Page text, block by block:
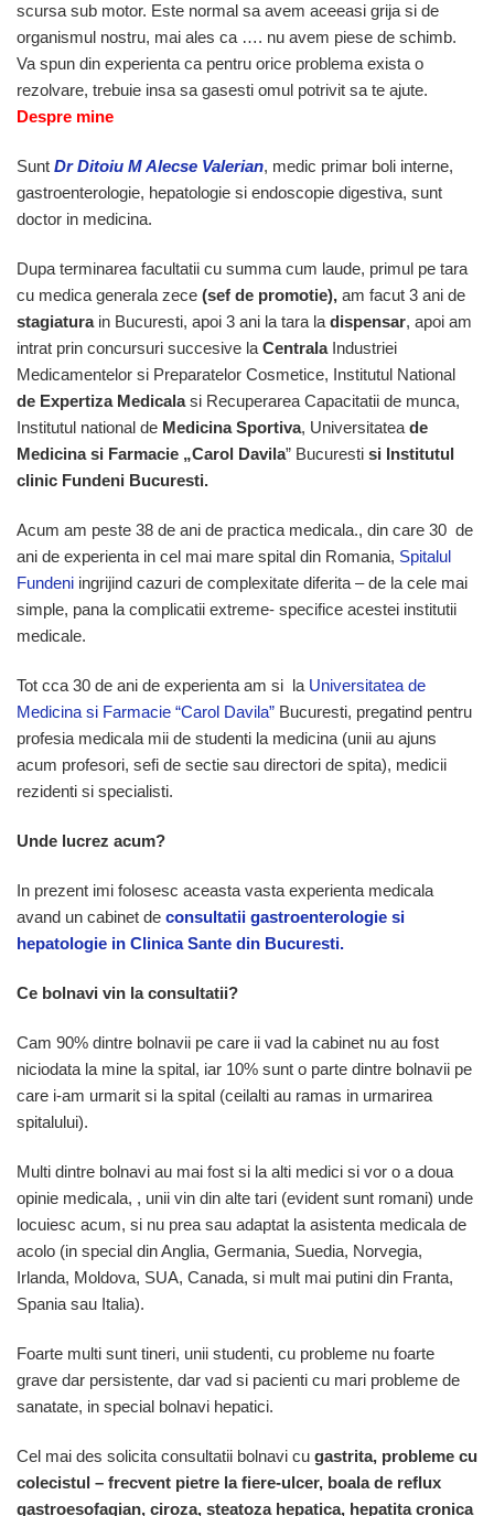
scursa sub motor. Este normal sa avem aceeasi grija si de
organismul nostru, mai ales ca …. nu avem piese de schimb.
Va spun din experienta ca pentru orice problema exista o
rezolvare, trebuie insa sa gasesti omul potrivit sa te ajute.
Despre mine
Sunt Dr Ditoiu M Alecse Valerian, medic primar boli interne,
gastroenterologie, hepatologie si endoscopie digestiva, sunt
doctor in medicina.
Dupa terminarea facultatii cu summa cum laude, primul pe tara
cu medica generala zece (sef de promotie), am facut 3 ani de
stagiaturain Bucuresti, apoi 3 ani la tara la dispensar, apoi am
intrat prin concursuri succesive la CentralaIndustriei
Medicamentelor si Preparatelor Cosmetice, Institutul National
de Expertiza Medicalasi Recuperarea Capacitatii de munca,
Institutul national de Medicina Sportiva, Universitatea de
Medicina si Farmacie „Carol Davila” Bucuresti si Institutul
clinic Fundeni Bucuresti.
Acum am peste 38 de ani de practica medicala., din care 30 de
ani de experienta in cel mai mare spital din Romania, Spitalul
Fundeni ingrijind cazuri de complexitate diferita – de la cele mai
simple, pana la complicatii extreme- specifice acestei institutii
medicale.
Tot cca 30 de ani de experienta am si la Universitatea de
Medicina si Farmacie “Carol Davila” Bucuresti, pregatind pentru
profesia medicala mii de studenti la medicina (unii au ajuns
acum profesori, sefi de sectie sau directori de spita), medicii
rezidenti si specialisti.
Unde lucrez acum?
In prezent imi folosesc aceasta vasta experienta medicala
avand un cabinet de consultatii gastroenterologie si
hepatologie in Clinica Sante din Bucuresti.
Ce bolnavi vin la consultatii?
Cam 90% dintre bolnavii pe care ii vad la cabinet nu au fost
niciodata la mine la spital, iar 10% sunt o parte dintre bolnavii pe
care i-am urmarit si la spital (ceilalti au ramas in urmarirea
spitalului).
Multi dintre bolnavi au mai fost si la alti medici si vor o a doua
opinie medicala, , unii vin din alte tari (evident sunt romani) unde
locuiesc acum, si nu prea sau adaptat la asistenta medicala de
acolo (in special din Anglia, Germania, Suedia, Norvegia,
Irlanda, Moldova, SUA, Canada, si mult mai putini din Franta,
Spania sau Italia).
Foarte multi sunt tineri, unii studenti, cu probleme nu foarte
grave dar persistente, dar vad si pacienti cu mari probleme de
sanatate, in special bolnavi hepatici.
Cel mai des solicita consultatii bolnavi cu gastrita, probleme cu
colecistul – frecvent pietre la fiere-ulcer, boala de reflux
gastroesofagian, ciroza, steatoza hepatica, hepatita cronica